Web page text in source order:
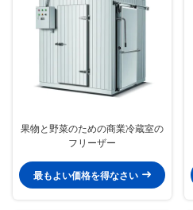
果物と野菜のための商業冷蔵室の
フリーザー
最もよい価格を得なさい